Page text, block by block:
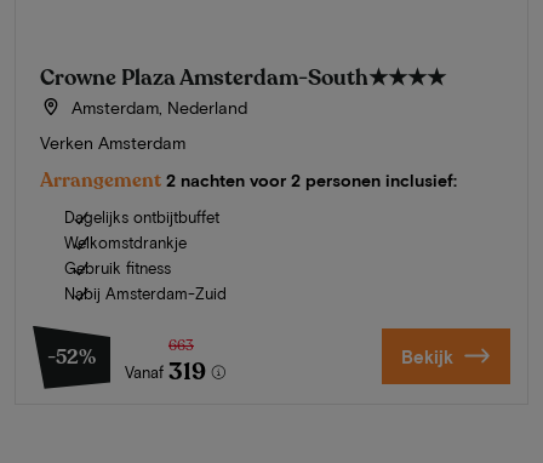
Crowne Plaza Amsterdam-South★★★★
Amsterdam, Nederland
Verken Amsterdam
Arrangement 2 nachten voor 2 personen inclusief:
Dagelijks ontbijtbuffet
Welkomstdrankje
Gebruik fitness
Nabij Amsterdam-Zuid
-52%
Vanaf
663
319 Bekijk